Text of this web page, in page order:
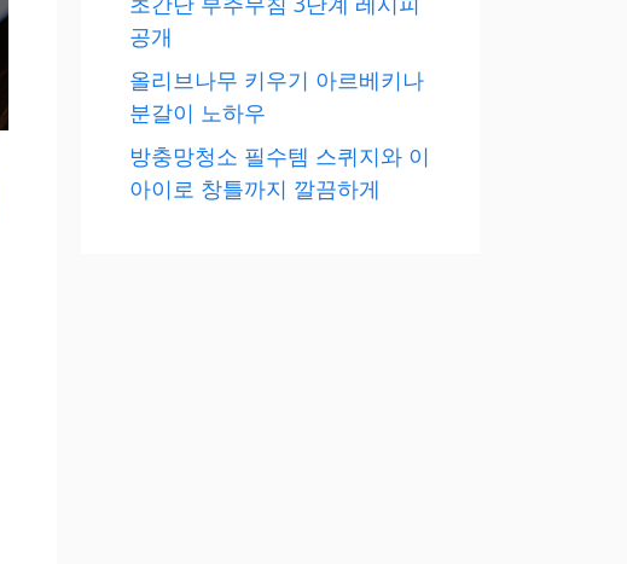
공개
올리브나무 키우기 아르베키나
분갈이 노하우
방충망청소 필수템 스퀴지와 이
아이로 창틀까지 깔끔하게